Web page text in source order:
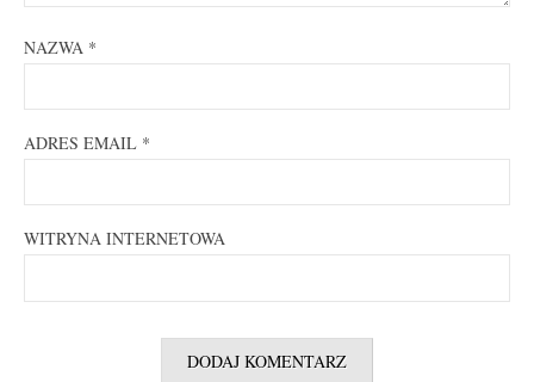
NAZWA *
ADRES EMAIL *
WITRYNA INTERNETOWA